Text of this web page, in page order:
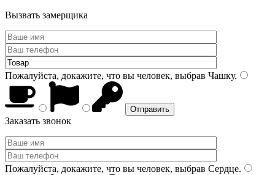
Вызвать замерщика
Пожалуйста, докажите, что вы человек, выбрав Чашку.
Заказать звонок
Пожалуйста, докажите, что вы человек, выбрав Сердце.